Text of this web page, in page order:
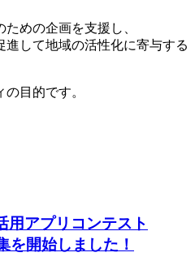
めの企画を支援し、
して地域の活性化に寄与する
目的です。
用アプリコンテスト
を開始しました！